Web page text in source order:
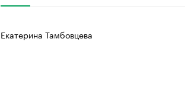
Екатерина Тамбовцева